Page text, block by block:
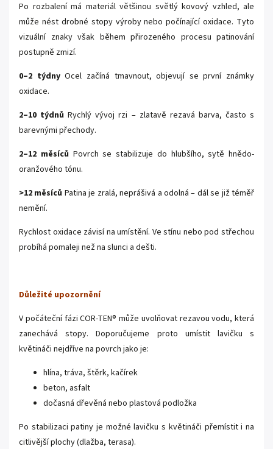
Po rozbalení má materiál většinou světlý kovový vzhled, ale
může nést drobné stopy výroby nebo počínající oxidace. Tyto
vizuální znaky však během přirozeného procesu patinování
postupně zmizí.
0–2 týdny Ocel začíná tmavnout, objevují se první známky
oxidace.
2–10 týdnů Rychlý vývoj rzi – zlatavě rezavá barva, často s
barevnými přechody.
2–12 měsíců Povrch se stabilizuje do hlubšího, sytě hnědo-
oranžového tónu.
>12 měsíců Patina je zralá, neprášivá a odolná – dál se již téměř
nemění.
Rychlost oxidace závisí na umístění. Ve stínu nebo pod střechou
probíhá pomaleji než na slunci a dešti.
Důležité upozornění
V počáteční fázi COR-TEN® může uvolňovat rezavou vodu, která
zanechává stopy. Doporučujeme proto umístit lavičku s
květináči nejdříve na povrch jako je:
hlína, tráva, štěrk, kačírek
beton, asfalt
dočasná dřevěná nebo plastová podložka
Po stabilizaci patiny je možné lavičku s květináči přemístit i na
citlivější plochy (dlažba, terasa).